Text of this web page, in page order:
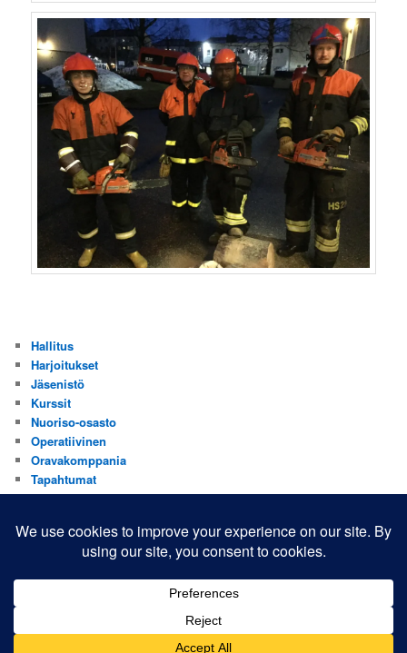
Hallitus
Harjoitukset
Jäsenistö
Kurssit
Nuoriso-osasto
Operatiivinen
Oravakomppania
Tapahtumat
Valistus
Yhteistyökumppanit
Voimanlähteenä WordPress